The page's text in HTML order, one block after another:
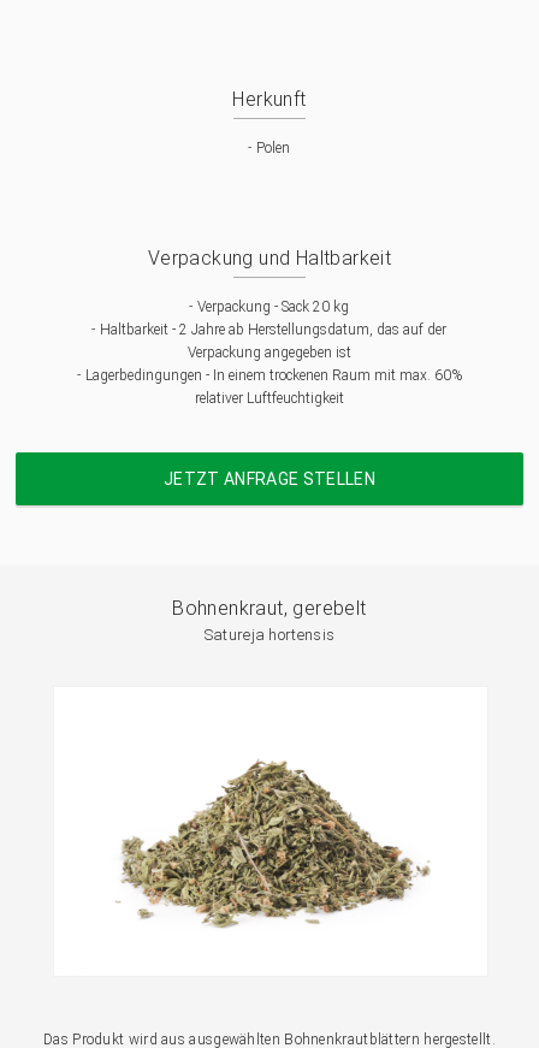
Herkunft
- Polen
Verpackung und Haltbarkeit
- Verpackung - Sack 20 kg
- Haltbarkeit - 2 Jahre ab Herstellungsdatum, das auf der
Verpackung angegeben ist
- Lagerbedingungen - In einem trockenen Raum mit max. 60%
relativer Luftfeuchtigkeit
JETZT ANFRAGE STELLEN
Bohnenkraut, gerebelt
Satureja hortensis
Das Produkt wird aus ausgewählten Bohnenkrautblättern hergestellt.